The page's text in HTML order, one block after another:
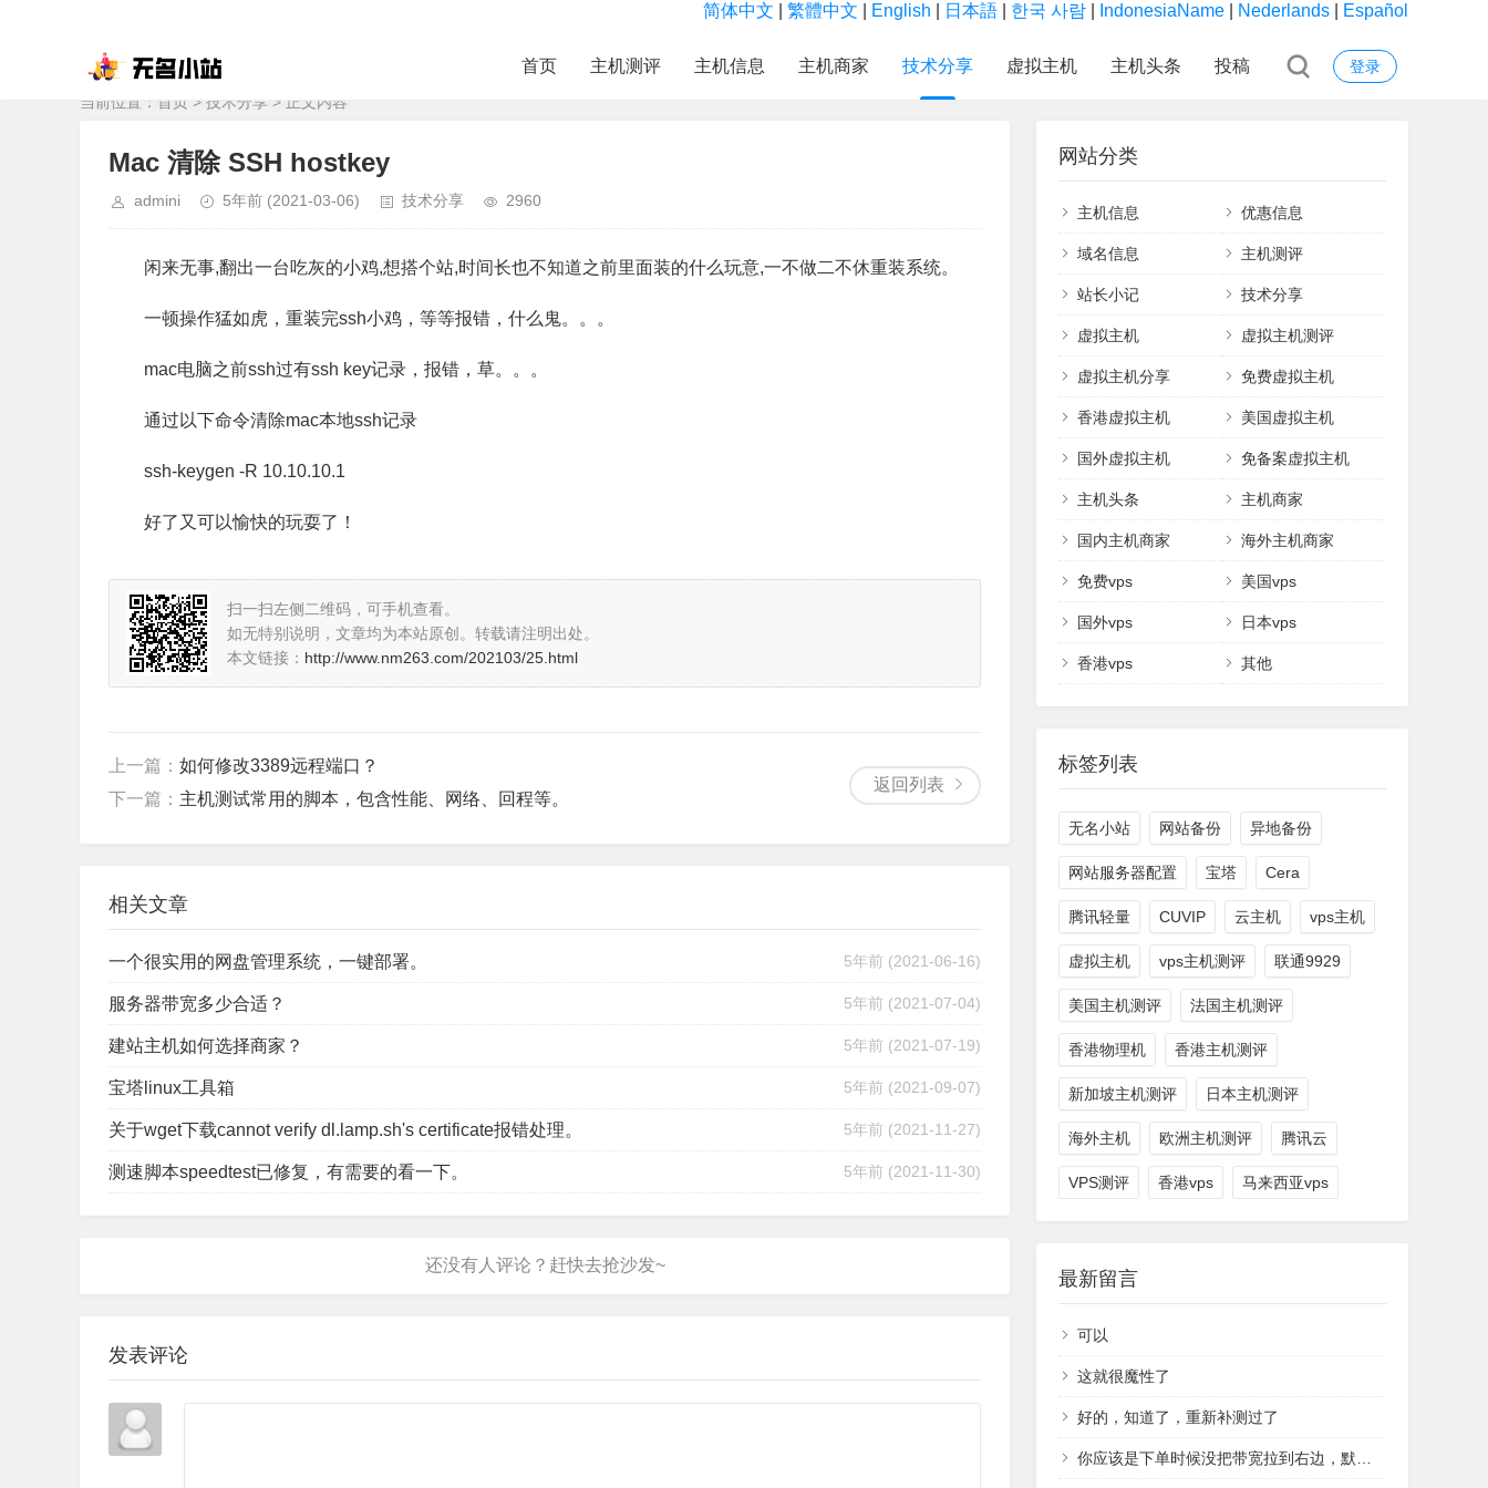
简体中文 繁體中文 English 日本語 한국 사람 IndonesiaName Nederlands Español
登录
首页 主机测评 主机信息 主机商家 技术分享 虚拟主机 主机头条 投稿
当前位置： 首页 > 技术分享 > 正文内容
Mac 清除 SSH hostkey
admini 5年前 (2021-03-06) 技术分享 2960
闲来无事,翻出一台吃灰的小鸡,想搭个站,时间长也不知道之前里面装的什么玩意,一不做二不休重装系统。
一顿操作猛如虎，重装完ssh小鸡，等等报错，什么鬼。。。
mac电脑之前ssh过有ssh key记录，报错，草。。。
通过以下命令清除mac本地ssh记录
ssh-keygen -R 10.10.10.1
好了又可以愉快的玩耍了！
扫一扫左侧二维码，可手机查看。
如无特别说明，文章均为本站原创。转载请注明出处。
本文链接： http://www.nm263.com/202103/25.html
返回列表
上一篇： 如何修改3389远程端口？
下一篇： 主机测试常用的脚本，包含性能、网络、回程等。
相关文章
一个很实用的网盘管理系统，一键部署。 5年前 (2021-06-16)
服务器带宽多少合适？ 5年前 (2021-07-04)
建站主机如何选择商家？ 5年前 (2021-07-19)
宝塔linux工具箱 5年前 (2021-09-07)
关于wget下载cannot verify dl.lamp.sh's certificate报错处理。 5年前 (2021-11-27)
测速脚本speedtest已修复，有需要的看一下。 5年前 (2021-11-30)
发表评论
网站分类
主机信息 优惠信息
域名信息 主机测评
站长小记 技术分享
虚拟主机 虚拟主机测评
虚拟主机分享 免费虚拟主机
香港虚拟主机 美国虚拟主机
国外虚拟主机 免备案虚拟主机
主机头条 主机商家
国内主机商家 海外主机商家
免费vps 美国vps
国外vps 日本vps
香港vps 其他
标签列表
无名小站 网站备份 异地备份
网站服务器配置 宝塔 Cera
腾讯轻量 CUVIP 云主机 vps主机
虚拟主机 vps主机测评 联通9929
美国主机测评 法国主机测评
香港物理机 香港主机测评
新加坡主机测评 日本主机测评
海外主机 欧洲主机测评 腾讯云
VPS测评 香港vps 马来西亚vps
最新留言
可以
这就很魔性了
好的，知道了，重新补测过了
你应该是下单时候没把带宽拉到右边，默认是5Mbps，所以速度这么低